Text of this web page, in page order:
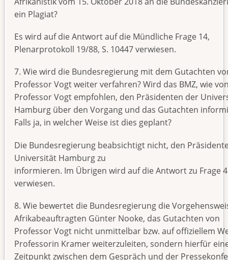
ein Plagiat?
Es wird auf die Antwort auf die Mündliche Frage 14,
Plenarprotokoll 19/88, S. 10447 verwiesen.
7. Wie wird die Bundesregierung mit dem Gutachten
Professor Vogt weiter verfahren? Wird das BMZ, wie
Professor Vogt empfohlen, den Präsidenten der
Hamburg über den Vorgang und das Gutachten
Falls ja, in welcher Weise ist dies geplant?
Die Bundesregierung beabsichtigt nicht, den
Universität Hamburg zu
informieren. Im Übrigen wird auf die Antwort zu Frage 4
verwiesen.
8. Wie bewertet die Bundesregierung die
Afrikabeauftragten Günter Nooke, das Gutachten von
Professor Vogt nicht unmittelbar bzw. auf offiziellem
Professorin Kramer weiterzuleiten, sondern hierfür
Zeitpunkt zwischen dem Gespräch und der